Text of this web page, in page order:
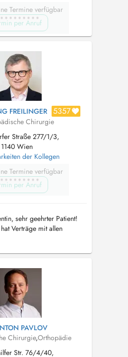
Termine verfügbar
per Anruf
FREILINGER 5357
Chirurgie
Straße 277/1/3,
1140 Wien
der Kollegen
Termine verfügbar
per Anruf
sehr geehrter Patient!
Verträge mit allen
Ich werde
vertreten. Falls Sie mich
Privatversicherung
TE...
PAVLOV
Chirurgie,Orthopädie
Str. 76/4/40,